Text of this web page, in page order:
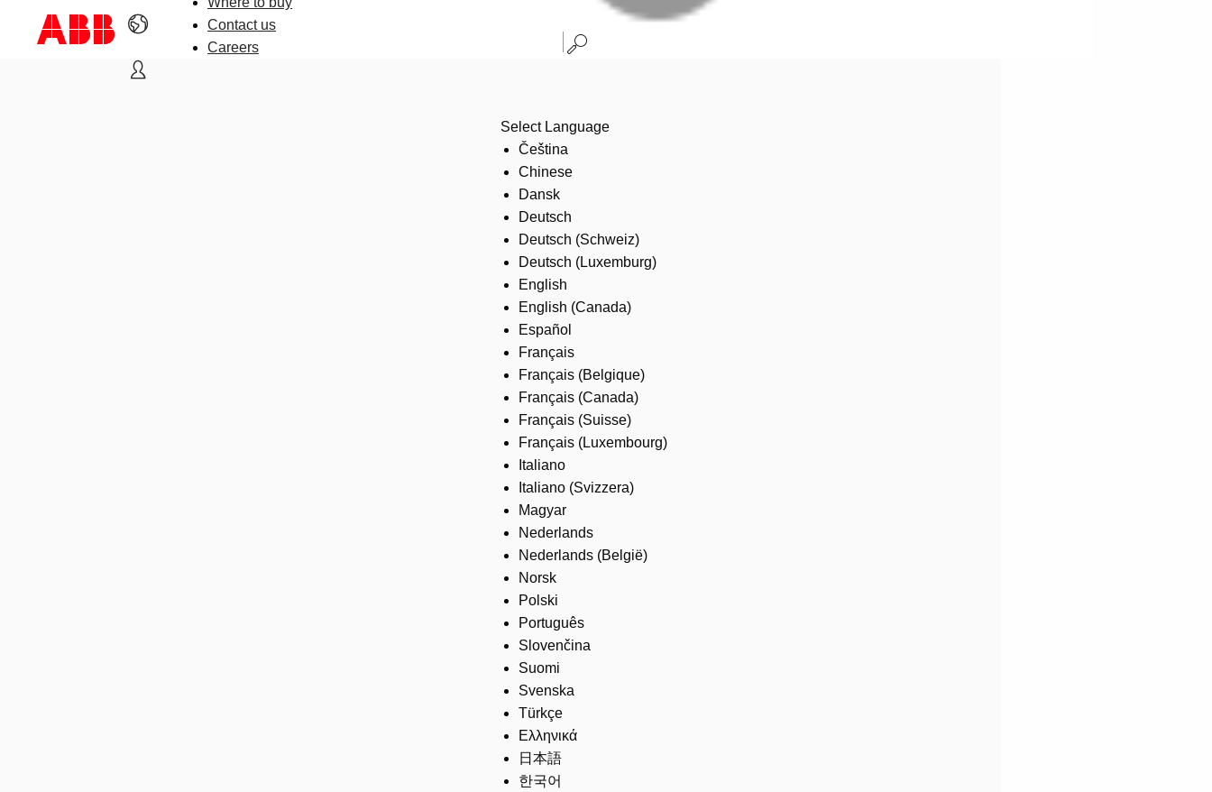
Contact us
Careers
Select Language
Čeština
Chinese
Dansk
Deutsch
Deutsch (Schweiz)
Deutsch (Luxemburg)
English
English (Canada)
Español
Français
Français (Belgique)
Français (Canada)
Français (Suisse)
Français (Luxembourg)
Italiano
Italiano (Svizzera)
Magyar
Nederlands
Nederlands (België)
Norsk
Polski
Português
Slovenčina
Suomi
Svenska
Türkçe
Ελληνικά
日本語
한국어